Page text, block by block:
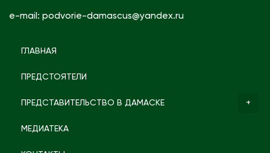
e-mail: podvorie-damascus@yandex.ru
ГЛАВНАЯ
ПРЕДСТОЯТЕЛИ
ПРЕДСТАВИТЕЛЬСТВО В ДАМАСКЕ
МЕДИАТЕКА